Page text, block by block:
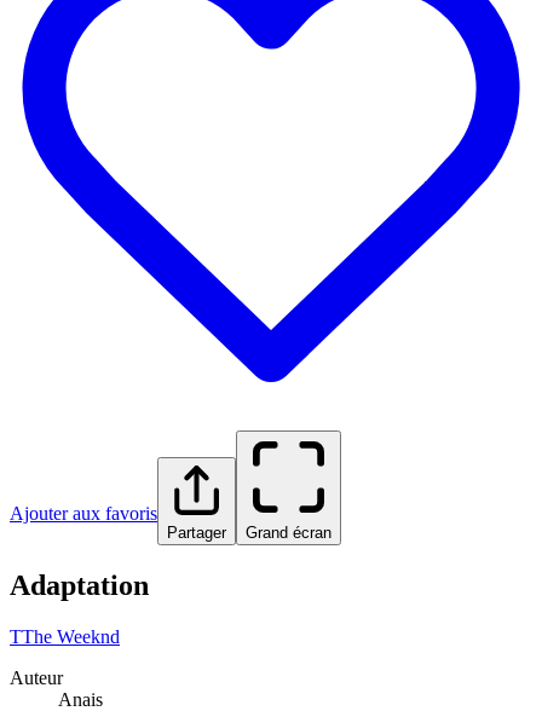
Ajouter aux favoris
Partager Grand écran
Adaptation
TThe Weeknd
Auteur
Anais